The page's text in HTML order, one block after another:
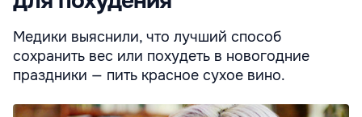
Медики выяснили, что лучший способ
сохранить вес или похудеть в новогодние
праздники — пить красное сухое вино.